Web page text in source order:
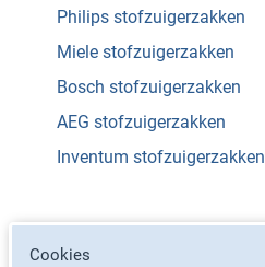
Cookies
Philips stofzuigerzakken
Miele stofzuigerzakken
Bosch stofzuigerzakken
AEG stofzuigerzakken
Inventum stofzuigerzakken